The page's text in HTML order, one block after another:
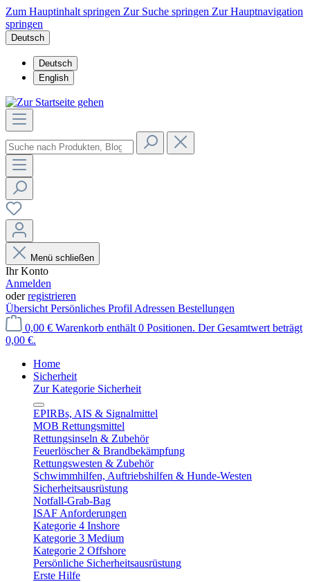
Zum Hauptinhalt springen Zur Suche springen Zur Hauptnavigation
springen
Deutsch
Deutsch
English
Menü schließen
Ihr Konto
Anmelden
oderregistrieren
Übersicht Persönliches Profil Adressen Bestellungen
0,00 € Warenkorb enthält 0 Positionen. Der Gesamtwert beträgt
0,00 €.
Home
Sicherheit
Zur Kategorie Sicherheit
EPIRBs, AIS & Signalmittel
MOB Rettungsmittel
Rettungsinseln & Zubehör
Feuerlöscher & Brandbekämpfung
Rettungswesten & Zubehör
Schwimmhilfen, Auftriebshilfen & Hunde-Westen
Sicherheitsausrüstung
Notfall-Grab-Bag
ISAF Anforderungen
Kategorie 4 Inshore
Kategorie 3 Medium
Kategorie 2 Offshore
Persönliche Sicherheitsausrüstung
Erste Hilfe